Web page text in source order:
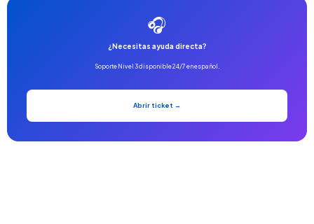
🎧
¿Necesitas ayuda directa?
Soporte Nivel 3 disponible 24/7 en español.
Abrir ticket →